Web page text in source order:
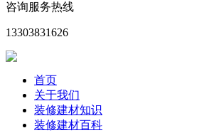
咨询服务热线
13303831626
首页
关于我们
装修建材知识
装修建材百科